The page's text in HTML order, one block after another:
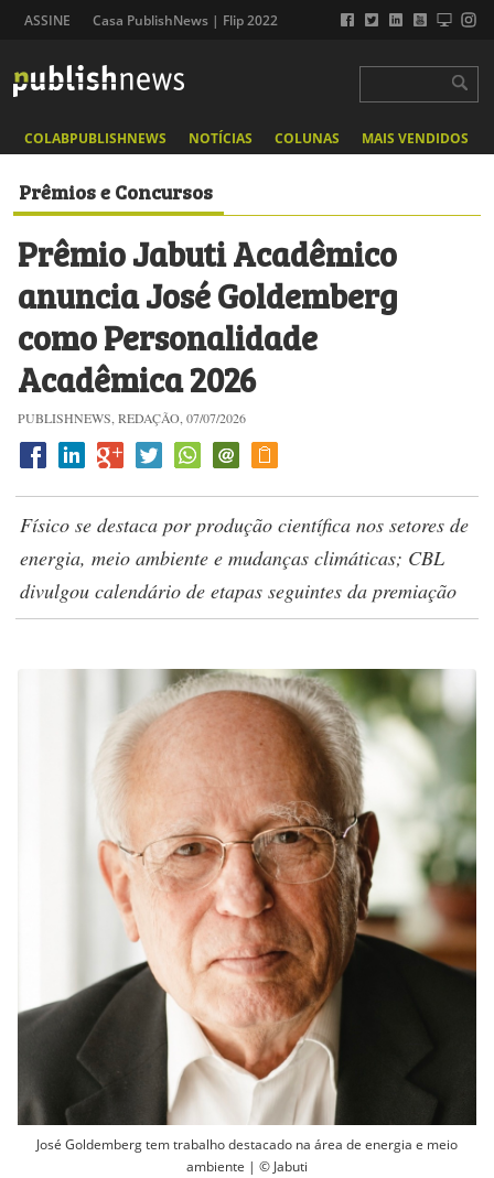
ASSINE Casa PublishNews | Flip 2022
COLABPUBLISHNEWS NOTÍCIAS COLUNAS MAIS VENDIDOS
Prêmios e Concursos
Prêmio Jabuti Acadêmico
anuncia José Goldemberg
como Personalidade
Acadêmica 2026
PUBLISHNEWS, REDAÇÃO, 07/07/2026
Físico se destaca por produção científica nos setores de
energia, meio ambiente e mudanças climáticas; CBL
divulgou calendário de etapas seguintes da premiação
José Goldemberg tem trabalho destacado na área de energia e meio
ambiente | © Jabuti